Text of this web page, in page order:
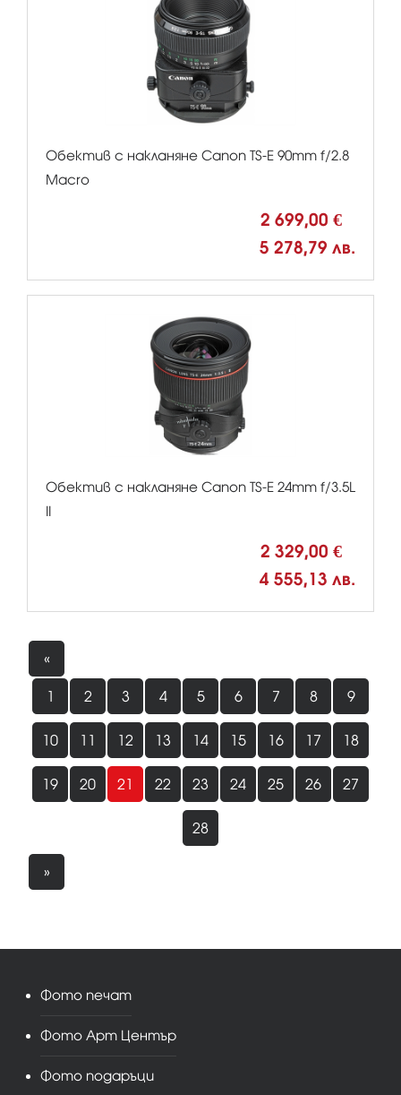
Обектив с накланяне Canon TS-E 90mm f/2.8
Macro
2 699,00 €
5 278,79 лв.
Обектив с накланяне Canon TS-E 24mm f/3.5L
II
2 329,00 €
4 555,13 лв.
«
1 2 3 4 5 6 7 8 9
10 11 12 13 14 15 16 17 18
19 20 21 22 23 24 25 26 27
28
»
Фото печат
Фото Арт Център
Фото подаръци